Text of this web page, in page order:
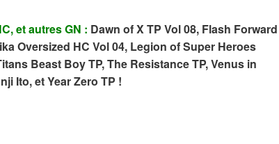
et autres GN : Dawn of X TP Vol 08, Flash Forward
Oversized HC Vol 04, Legion of Super Heroes
Beast Boy TP, The Resistance TP, Venus in
Ito, et Year Zero TP !